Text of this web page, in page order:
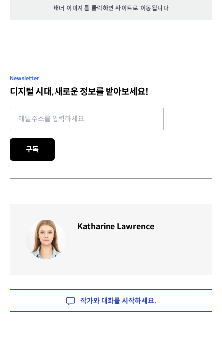
배너 이미지를 클릭하면 사이트로 이동됩니다
Newsletter
디지털 시대, 새로운 정보를 받아보세요!
Email address
구독
Katharine Lawrence
작가와 대화를 시작하세요.